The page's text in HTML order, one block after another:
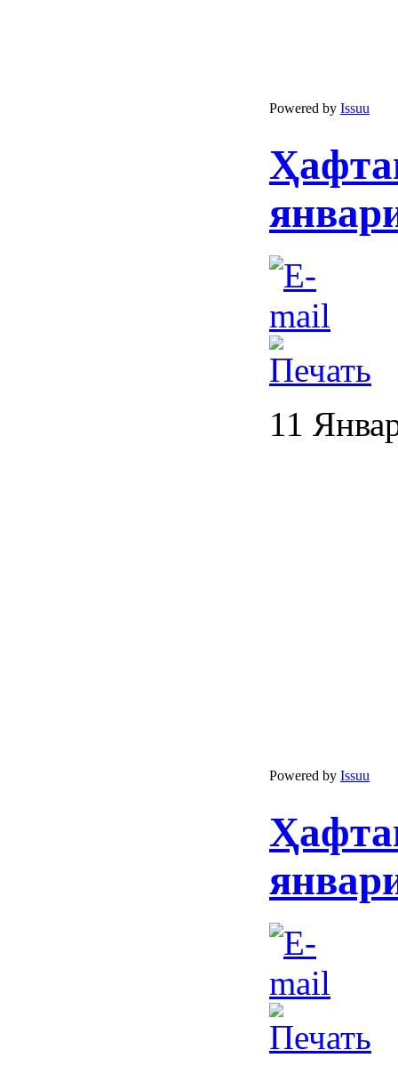
Powered by Issuu
11
Powered by Issuu